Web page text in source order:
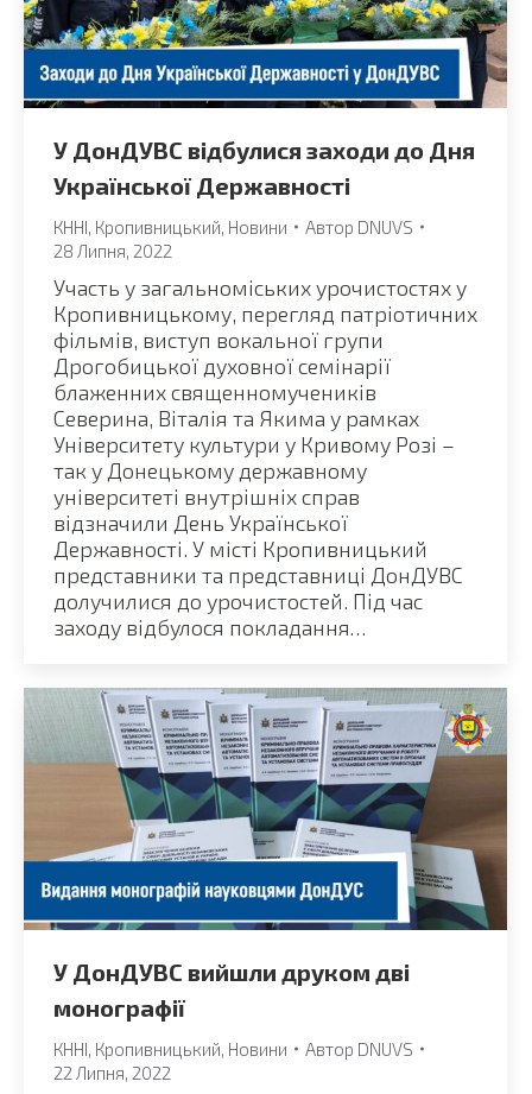
У ДонДУВС відбулися заходи до Дня
Української Державності
КННІ Кропивницький Новини Автор DNUVS
28 Липня, 2022
Участь у загальноміських урочистостях у
Кропивницькому, перегляд патріотичних
фільмів, виступ вокальної групи
Дрогобицької духовної семінарії
блаженних священномучеників
Северина, Віталія та Якима у рамках
Університету культури у Кривому Розі –
так у Донецькому державному
університеті внутрішніх справ
відзначили День Української
Державності. У місті Кропивницький
представники та представниці ДонДУВС
долучилися до урочистостей. Під час
заходу відбулося покладання…
У ДонДУВС вийшли друком дві
монографії
КННІ Кропивницький Новини Автор DNUVS
22 Липня, 2022